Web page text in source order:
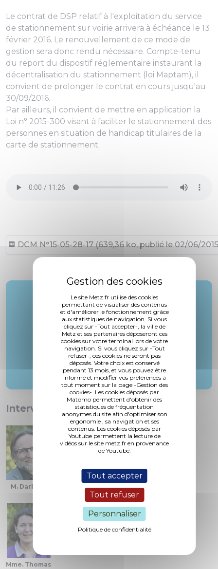
Le site Metz.fr utilise des cookies
permettant de visualiser des contenus
et d'améliorer le fonctionnement grâce
aux statistiques de navigation. Si vous
cliquez sur -Tout accepter-, la ville de
Metz et ses partenaires déposeront ces
cookies sur votre terminal lors de votre
navigation. Si vous cliquez sur -Tout
refuser-, ces cookies ne seront pas
déposés. Votre choix est conservé
pendant 13 mois, et vous pouvez être
informé et modifier vos préférences à
tout moment sur la page -Gestion des
cookies-. Les cookies déposés par
Matomo permettent d'obtenir des
statistiques de fréquentation
anonymes du site afin d'optimiser son
ergonomie , sa navigation et ses
contenus. Les cookies déposés par
Youtube permettent la lecture de
vidéos sur le site metz.fr en provenance
de Youtube.
Tout accepter
Tout refuser
Personnaliser
Politique de confidentialité
Le contrat de DSP relatif à l'exploitation du service
de stationnement sur voirie arrivera à échéance le 13
février 2016. Le renouvellement de ce mode de
gestion sera donc rendu nécessaire. Compte-tenu
du report du dispositif réglementaire instaurant la
décentralisation du stationnement (loi Maptam), il
convient de prolonger le contrat en cours jusqu'au
30/09/2016.
Par ailleurs, il convient de mettre en application la
Loi n° 2015-300 visant à faciliter le stationnement des
personnes en situation de handicap titulaires de la
carte de stationnement.
DCM N°15-05-28-17 (639,36 ko, publié le 02/06/
Rapporteur :
M. Cambianica
Interventions :
M. Darbois M. Gros Mme. Audouy
Mme. Thomas